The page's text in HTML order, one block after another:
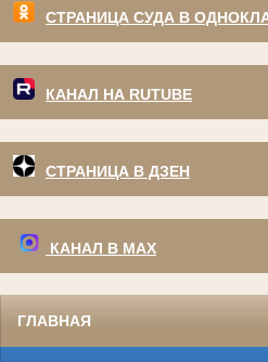
СТРАНИЦА СУДА В
КАНАЛ НА RUTUBE
СТРАНИЦА В ДЗЕН
КАНАЛ В МАХ
ГЛАВНАЯ